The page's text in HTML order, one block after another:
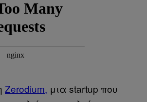
Zerodium, μια startup που